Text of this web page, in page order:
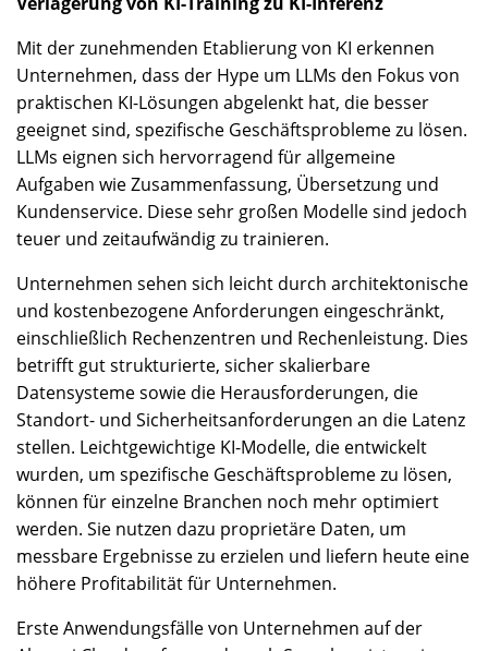
Mit der zunehmenden Etablierung von KI erkennen
Unternehmen, dass der Hype um LLMs den Fokus von
praktischen KI-Lösungen abgelenkt hat, die besser
geeignet sind, spezifische Geschäftsprobleme zu lösen.
LLMs eignen sich hervorragend für allgemeine
Aufgaben wie Zusammenfassung, Übersetzung und
Kundenservice. Diese sehr großen Modelle sind jedoch
teuer und zeitaufwändig zu trainieren.
Unternehmen sehen sich leicht durch architektonische
und kostenbezogene Anforderungen eingeschränkt,
einschließlich Rechenzentren und Rechenleistung. Dies
betrifft gut strukturierte, sicher skalierbare
Datensysteme sowie die Herausforderungen, die
Standort- und Sicherheitsanforderungen an die Latenz
stellen. Leichtgewichtige KI-Modelle, die entwickelt
wurden, um spezifische Geschäftsprobleme zu lösen,
können für einzelne Branchen noch mehr optimiert
werden. Sie nutzen dazu proprietäre Daten, um
messbare Ergebnisse zu erzielen und liefern heute eine
höhere Profitabilität für Unternehmen.
Erste Anwendungsfälle von Unternehmen auf der